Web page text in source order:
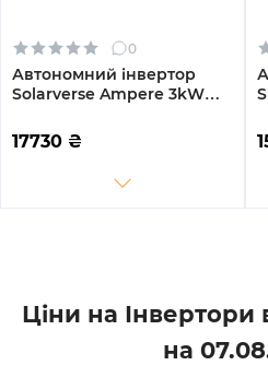
0
Автономний інвертор
Solarverse Ampere 3kW
Однофазний (SV3024A)
17730 ₴
Ціни на Інвертори
на